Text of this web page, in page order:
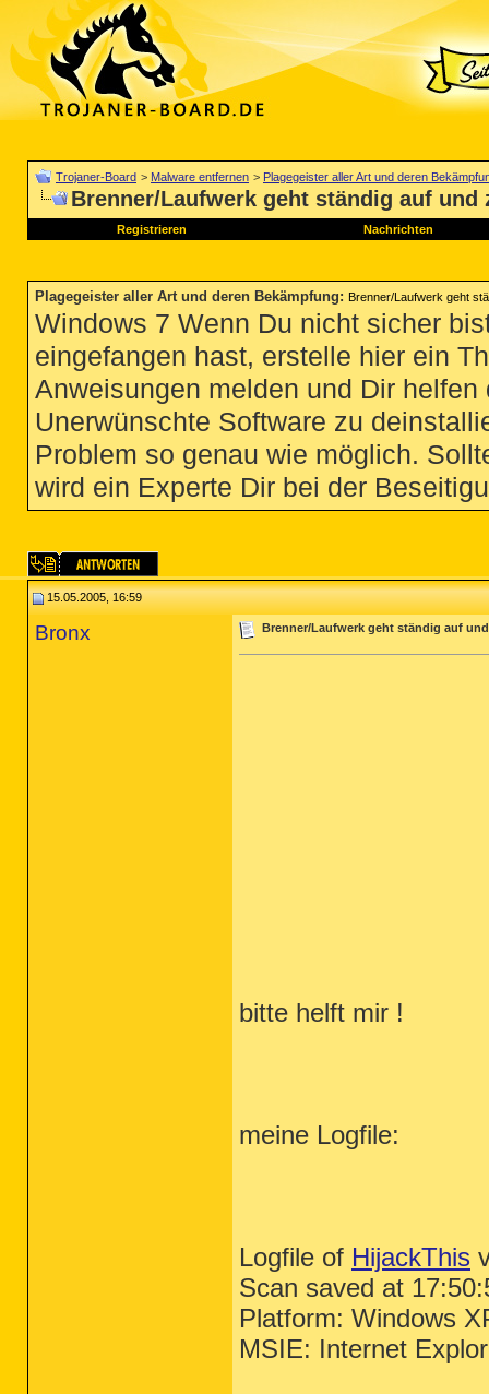
Trojaner-Board > Malware entfernen > Plagegeister aller Art und deren
Brenner/Laufwerk geht ständig auf und
Registrieren Nachrichten
Plagegeister aller Art und deren Bekämpfung: Brenner/Laufwerk geht
Windows 7 Wenn Du nicht sicher
eingefangen hast, erstelle hier ein
Anweisungen melden und Dir
Unerwünschte Software zu
Problem so genau wie möglich.
wird ein Experte Dir bei der
15.05.2005, 16:59
Bronx Brenner/Laufwerk geht ständig auf
bitte helft mir !
meine Logfile:
Logfile of HijackThis
Scan saved at
Platform: Windows
MSIE: Internet